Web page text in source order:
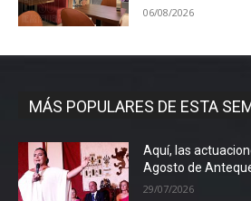
06/08/2026
MÁS POPULARES DE ESTA
Aquí, las
Agosto de
29/07/2026